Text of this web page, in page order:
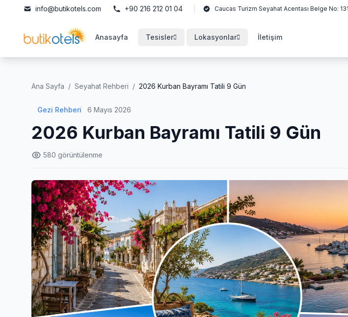
info@butikotels.com +90 216 212 01 04 Caucas Turizm Seyahat Acentası Belge No:
Anasayfa Tesisler Lokasyonlar İletişim
Ana Sayfa / Seyahat Rehberi / 2026 Kurban Bayramı Tatili 9 Gün
Gezi Rehberi 6 Mayıs 2026
2026 Kurban Bayramı Tatili 9 Gün
580 görüntülenme